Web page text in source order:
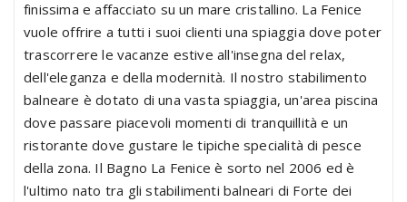
finissima e affacciato su un mare cristallino. La Fenice
vuole offrire a tutti i suoi clienti una spiaggia dove poter
trascorrere le vacanze estive all'insegna del relax,
dell'eleganza e della modernità. Il nostro stabilimento
balneare è dotato di una vasta spiaggia, un'area piscina
dove passare piacevoli momenti di tranquillità e un
ristorante dove gustare le tipiche specialità di pesce
della zona. Il Bagno La Fenice è sorto nel 2006 ed è
l'ultimo nato tra gli stabilimenti balneari di Forte dei